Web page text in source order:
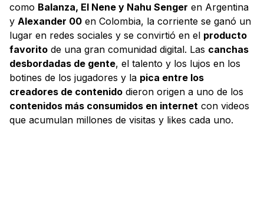
como Balanza, El Nene y Nahu Senger en Argentina
y Alexander 00 en Colombia, la corriente se ganó un
lugar en redes sociales y se convirtió en el producto
favorito de una gran comunidad digital. Las canchas
desbordadas de gente, el talento y los lujos en los
botines de los jugadores y la pica entre los
creadores de contenido dieron origen a uno de los
contenidos más consumidos en internet con videos
que acumulan millones de visitas y likes cada uno.